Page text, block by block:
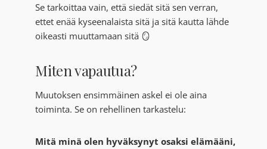
Se tarkoittaa vain, että siedät sitä sen verran,
ettet enää kyseenalaista sitä ja sitä kautta lähde
oikeasti muuttamaan sitä 🪞
Miten vapautua?
Muutoksen ensimmäinen askel ei ole aina
toiminta. Se on rehellinen tarkastelu:
Mitä minä olen hyväksynyt osaksi elämääni,